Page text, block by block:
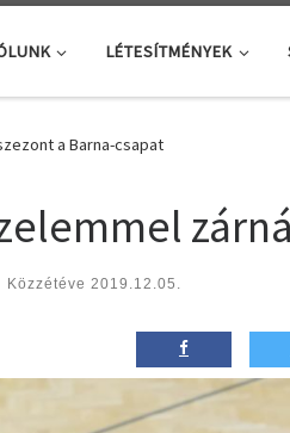
LÉTESÍTMÉNYEK
a Barna-csapat
Közzétéve 2019.12.05.